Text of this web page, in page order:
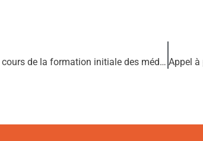
Webinaire : « Le partenariat patient au cours de la formation initiale des médecin : l’exemple de la faculté de médecine de Nice »